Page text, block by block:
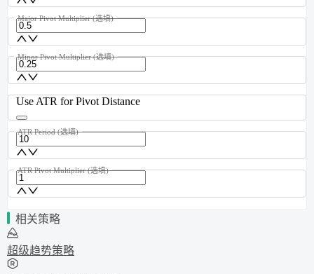
Major Pivot Multiplier (选填)
Minor Pivot Multiplier (选填)
Use ATR for Pivot Distance
ATR Period (选填)
ATR Pivot Multiplier (选填)
相关策略
超级趋势策略